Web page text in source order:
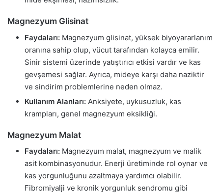
Magnezyum Glisinat
Faydaları: Magnezyum glisinat, yüksek biyoyararlanım
oranına sahip olup, vücut tarafından kolayca emilir.
Sinir sistemi üzerinde yatıştırıcı etkisi vardır ve kas
gevşemesi sağlar. Ayrıca, mideye karşı daha naziktir
ve sindirim problemlerine neden olmaz.
Kullanım Alanları: Anksiyete, uykusuzluk, kas
krampları, genel magnezyum eksikliği.
Magnezyum Malat
Faydaları: Magnezyum malat, magnezyum ve malik
asit kombinasyonudur. Enerji üretiminde rol oynar ve
kas yorgunluğunu azaltmaya yardımcı olabilir.
Fibromiyalji ve kronik yorgunluk sendromu gibi